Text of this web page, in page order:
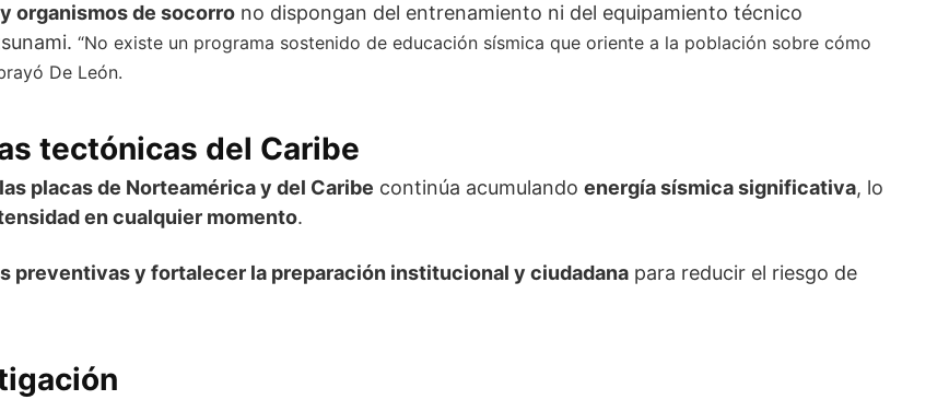
organismos de socorro no dispongan del entrenamiento ni del equipamiento técnico
“No existe un programa sostenido de educación sísmica que oriente a la población sobre cómo
De León.
tectónicas del Caribe
placas de Norteamérica y del Caribe continúa acumulando energía sísmica significativa, lo
en cualquier momento.
preventivas y fortalecer la preparación institucional y ciudadana para reducir el riesgo de